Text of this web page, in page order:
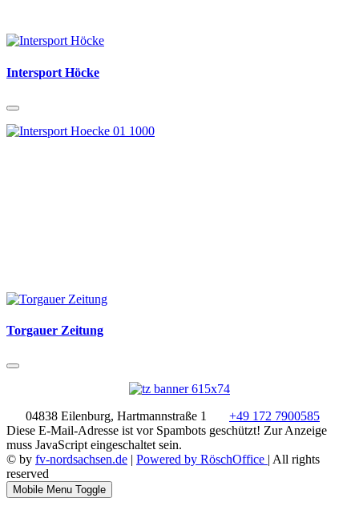
Intersport Höcke
Torgauer Zeitung
04838 Eilenburg, Hartmannstraße 1
+49 172 7900585
Diese E-Mail-Adresse ist vor Spambots geschützt! Zur Anzeige
muss JavaScript eingeschaltet sein.
© by fv-nordsachsen.de | Powered by RöschOffice | All rights
reserved
Mobile Menu Toggle